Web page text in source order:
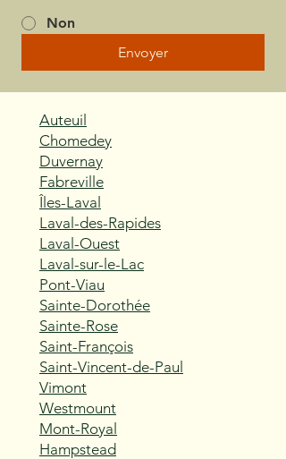
Non
Envoyer
Auteuil
Chomedey
Duvernay
Fabreville
Îles-Laval
Laval-des-Rapides
Laval-Ouest
Laval-sur-le-Lac
Pont-Viau
Sainte-Dorothée
Sainte-Rose
Saint-François
Saint-Vincent-de-Paul
Vimont
Westmount
Mont-Royal
Hampstead